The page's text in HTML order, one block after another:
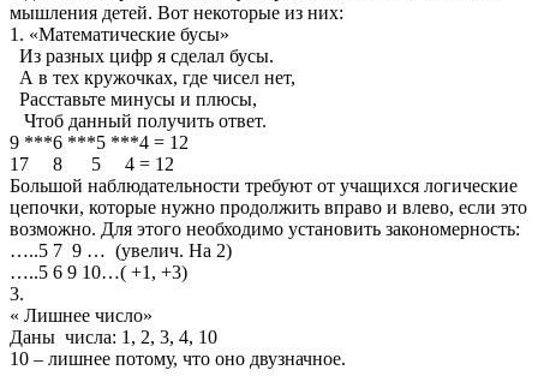
мышления детей. Вот некоторые из них:
1. «Математические бусы»
Из разных цифр я сделал бусы.
А в тех кружочках, где чисел нет,
Расставьте минусы и плюсы,
Чтоб данный получить ответ.
9 ***6 ***5 ***4 = 12
17 8 5 4 = 12
Большой наблюдательности требуют от учащихся логические
цепочки, которые нужно продолжить вправо и влево, если это
возможно. Для этого необходимо установить закономерность:
…..5 7 9 … (увелич. На 2)
…..5 6 9 10…( +1, +3)
3.
« Лишнее число»
Даны числа: 1, 2, 3, 4, 10
10 – лишнее потому, что оно двузначное.